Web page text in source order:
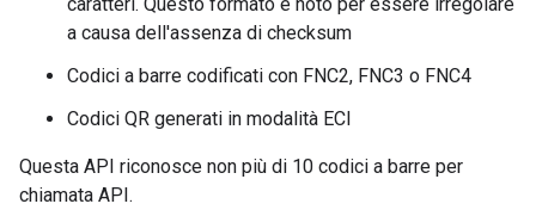
a causa dell'assenza di checksum
Codici a barre codificati con FNC2, FNC3 o FNC4
Codici QR generati in modalità ECI
Questa API riconosce non più di 10 codici a barre per
chiamata API.